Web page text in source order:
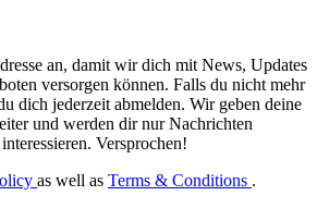
an, damit wir dich mit News, Updates
versorgen können. Falls du nicht mehr
dich jederzeit abmelden. Wir geben deine
und werden dir nur Nachrichten
Versprochen!
as well as Terms & Conditions .